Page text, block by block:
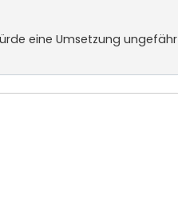
eine Umsetzung ungefähr